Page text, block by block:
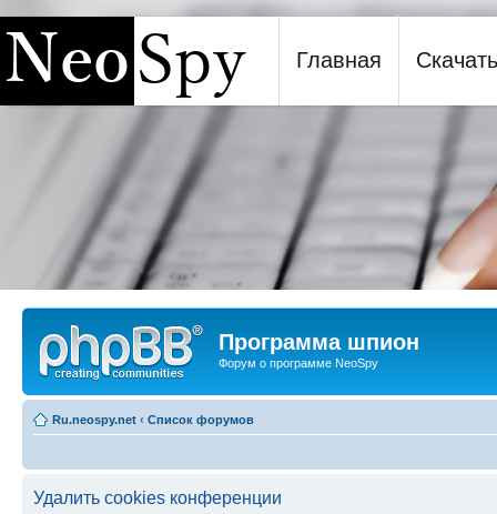
Программа шпион NeoSpy
Главная Скачать
Программа шпион
Форум о программе NeoSpy
Ru.neospy.net ‹ Список форумов
Удалить cookies конференции